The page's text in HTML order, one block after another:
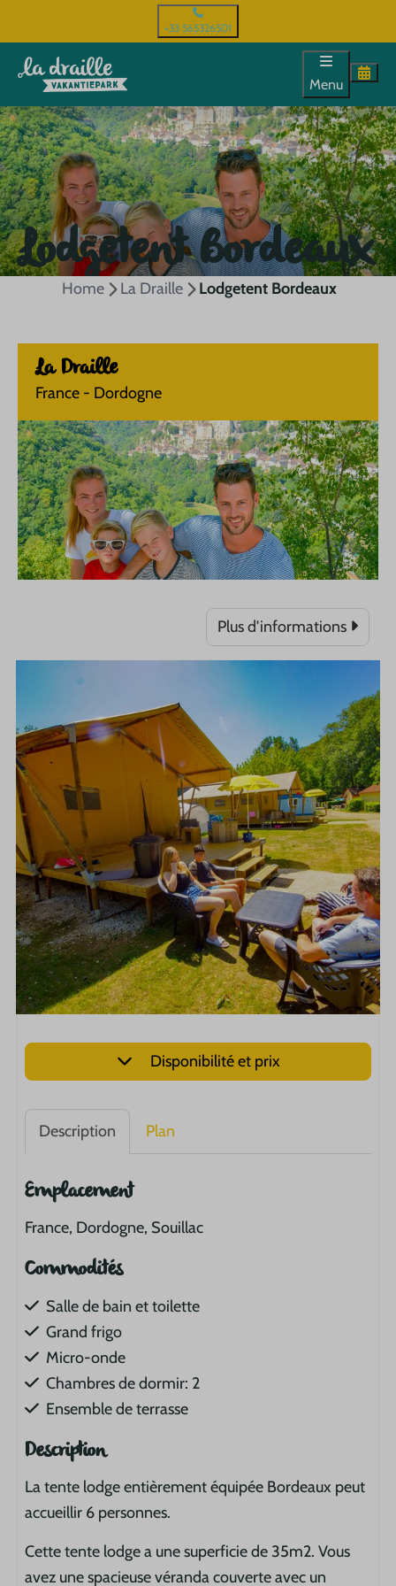
+33 565326501
Menu
Lodgetent Bordeaux
Home La Draille Lodgetent Bordeaux
La Draille
France - Dordogne
Plus d'informations
Disponibilité et prix
Description Plan
Emplacement
France, Dordogne, Souillac
Commodités
Salle de bain et toilette
Grand frigo
Micro-onde
Chambres de dormir: 2
Ensemble de terrasse
Description
La tente lodge entièrement équipée Bordeaux peut
accueillir 6 personnes.
Cette tente lodge a une superficie de 35m2. Vous
avez une spacieuse véranda couverte avec un